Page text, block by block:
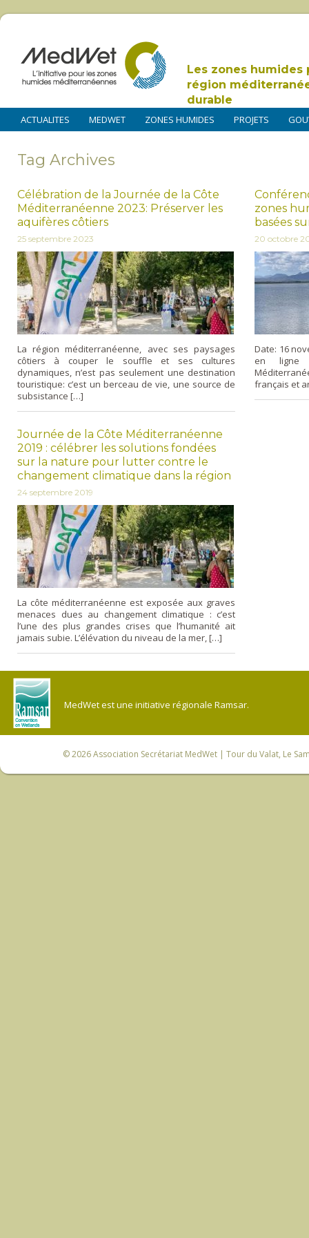
Les zones humides
région
durable
ACTUALITES MEDWET ZONES HUMIDES PROJETS
Tag Archives
Célébration de la Journée de la Côte
Méditerranéenne 2023: Préserver les
aquifères côtiers
25 septembre 2023
La région méditerranéenne, avec ses paysages
côtiers à couper le souffle et ses cultures
dynamiques, n’est pas seulement une destination
touristique: c’est un berceau de vie, une source de
subsistance […]
zones
basées
20 octobre
Date: 16
en ligne
français et
Journée de la Côte Méditerranéenne
2019 : célébrer les solutions fondées
sur la nature pour lutter contre le
changement climatique dans la région
24 septembre 2019
La côte méditerranéenne est exposée aux graves
menaces dues au changement climatique : c’est
l’une des plus grandes crises que l’humanité ait
jamais subie. L’élévation du niveau de la mer, […]
MedWet est une initiative régionale Ramsar.
© 2026Association Secrétariat MedWet | Tour du Valat, Le